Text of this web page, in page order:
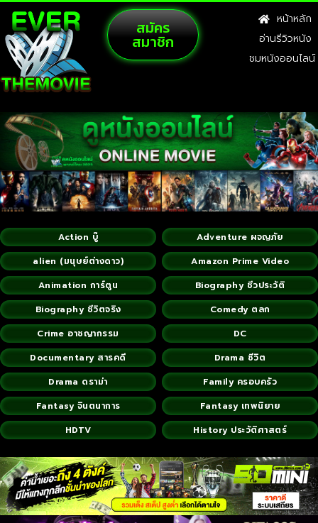
สมัคร
สมาชิก
หน้าหลัก
อ่านรีวิวหนัง
ชมหนังออนไลน์
Action บู๊
Adventure ผจญภัย
alien (มนุษย์ต่างดาว)
Amazon Prime Video
Animation การ์ตูน
Biography ชีวประวัติ
Biography ชีวิตจริง
Comedy ตลก
Crime อาชญากรรม
DC
Documentary สารคดี
Drama ชีวิต
Drama ดราม่า
Family ครอบครัว
Fantasy จินตนาการ
Fantasy เทพนิยาย
HDTV
History ประวัติศาสตร์